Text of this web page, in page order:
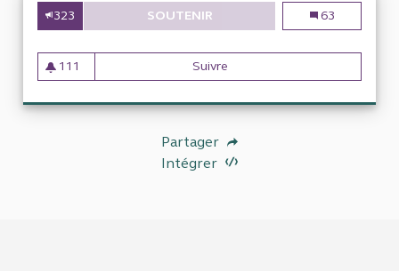
323 SOUTENIR CONTRÔLER LEContrôler le
63
111
111 abonnés
Suivre
Partager
Intégrer